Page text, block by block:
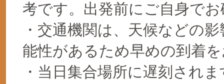
考です。出発前にご自身で
・交通機関は、天候などの
能性があるため早めの到着
・当日集合場所に遅刻され